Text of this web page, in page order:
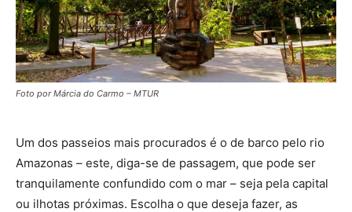
Foto por Márcia do Carmo – MTUR
Um dos passeios mais procurados é o de barco pelo rio
Amazonas – este, diga-se de passagem, que pode ser
tranquilamente confundido com o mar – seja pela capital
ou ilhotas próximas. Escolha o que deseja fazer, as